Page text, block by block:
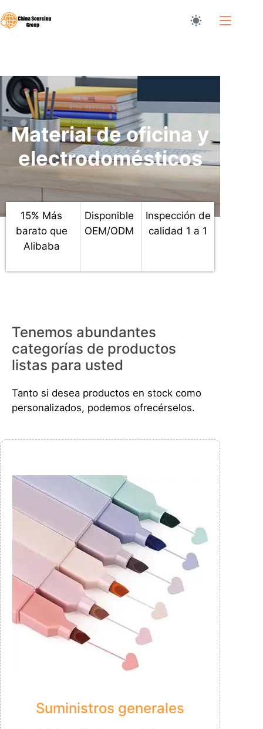
al
contenido
Material de oficina y
electrodomésticos
15% Más
barato que
Alibaba
Disponible
OEM/ODM
Inspección de
calidad 1 a 1
Tenemos abundantes
categorías de productos
listas para usted
Tanto si desea productos en stock como
personalizados, podemos ofrecérselos.
Suministros generales